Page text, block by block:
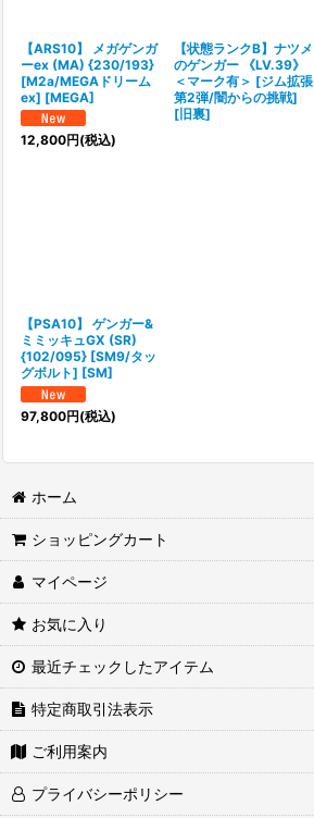
【ARS10】 メガゲンガ
ーex (MA) {230/193}
[M2a/MEGAドリーム
ex] [MEGA]
12,800円(税込)
【状態ランクB】ナツメ
のゲンガー 《LV.39》
＜マーク有＞ [ジム拡張
第2弾/闇からの挑戦]
[旧裏]
【PSA10】 ゲンガー&
ミミッキュGX (SR)
{102/095} [SM9/タッ
グボルト] [SM]
97,800円(税込)
ホーム
ショッピングカート
マイページ
お気に入り
最近チェックしたアイテム
特定商取引法表示
ご利用案内
プライバシーポリシー